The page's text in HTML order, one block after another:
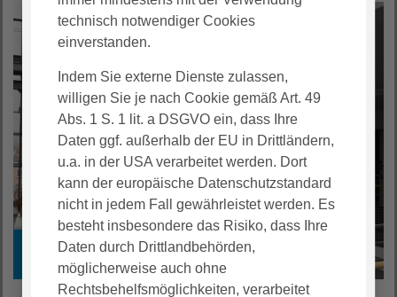
FAQ zur Bewerbung
technisch notwendiger Cookies
einverstanden.
Indem Sie externe Dienste zulassen,
willigen Sie je nach Cookie gemäß Art. 49
Abs. 1 S. 1 lit. a DSGVO ein, dass Ihre
Daten ggf. außerhalb der EU in Drittländern,
u.a. in der USA verarbeitet werden. Dort
kann der europäische Datenschutzstandard
nicht in jedem Fall gewährleistet werden. Es
besteht insbesondere das Risiko, dass Ihre
Daten durch Drittlandbehörden,
möglicherweise auch ohne
Rechtsbehelfsmöglichkeiten, verarbeitet